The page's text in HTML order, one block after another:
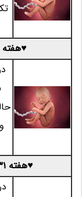
♥هفته 30 بارداری - هفته سی ام
♥هفته 31 بارداری - هفته سی و یکم بارداری